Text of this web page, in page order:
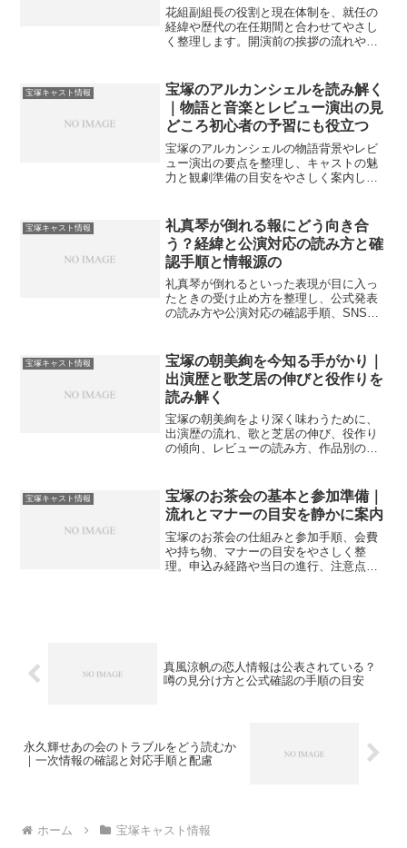
花組副組長の役割と現在体制を、就任の
経緯や歴代の在任期間と合わせてやさし
く整理します。開演前の挨拶の流れや舞
宝塚キャスト情報
宝塚のアルカンシェルを読み解く
｜物語と音楽とレビュー演出の見
どころ初心者の予習にも役立つ
宝塚のアルカンシェルの物語背景やレビ
ュー演出の要点を整理し、キャストの魅
力と観劇準備の目安をやさしく案内しま
宝塚キャスト情報
礼真琴が倒れる報にどう向き合
う？経緯と公演対応の読み方と確
認手順と情報源の
礼真琴が倒れるといった表現が目に入っ
たときの受け止め方を整理し、公式発表
の読み方や公演対応の確認手順、SNSの
なチェックをまとめました。
宝塚キャスト情報
宝塚の朝美絢を今知る手がかり｜
出演歴と歌芝居の伸びと役作りを
読み解く
宝塚の朝美絢をより深く味わうために、
出演歴の流れ、歌と芝居の伸び、役作り
の傾向、レビューの読み方、作品別の見
のバランスを取りやすくします。
宝塚キャスト情報
宝塚のお茶会の基本と参加準備｜
流れとマナーの目安を静かに案内
宝塚のお茶会の仕組みと参加手順、会費
や持ち物、マナーの目安をやさしく整
理。申込み経路や当日の進行、注意点と
真風涼帆の恋人情報は公表されている？
噂の見分け方と公式確認の手順の目安
永久輝せあの会のトラブルをどう読むか
｜一次情報の確認と対応手順と配慮
ホーム 宝塚キャスト情報